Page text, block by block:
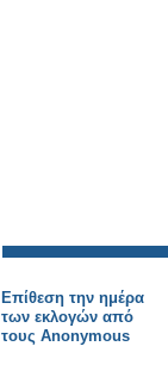
Επίθεση την ημέρα
των εκλογών από
τους Anonymous